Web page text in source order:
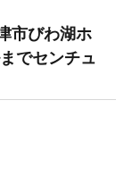
市びわ湖ホ
でセンチュ